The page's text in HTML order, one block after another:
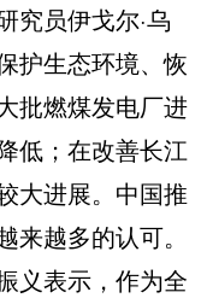
员伊戈尔·乌
护生态环境、恢
批燃煤发电厂进
低；在改善长江
大进展。中国推
越多的认可。
表示，作为全